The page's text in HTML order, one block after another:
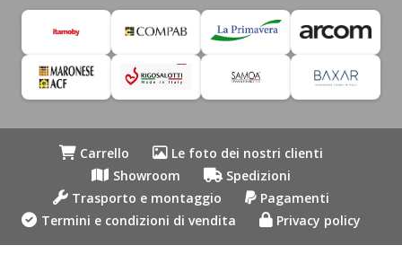
Carrello
Le foto dei nostri clienti
Showroom
Spedizioni
Trasporto e montaggio
Pagamenti
Termini e condizioni di vendita
Privacy policy